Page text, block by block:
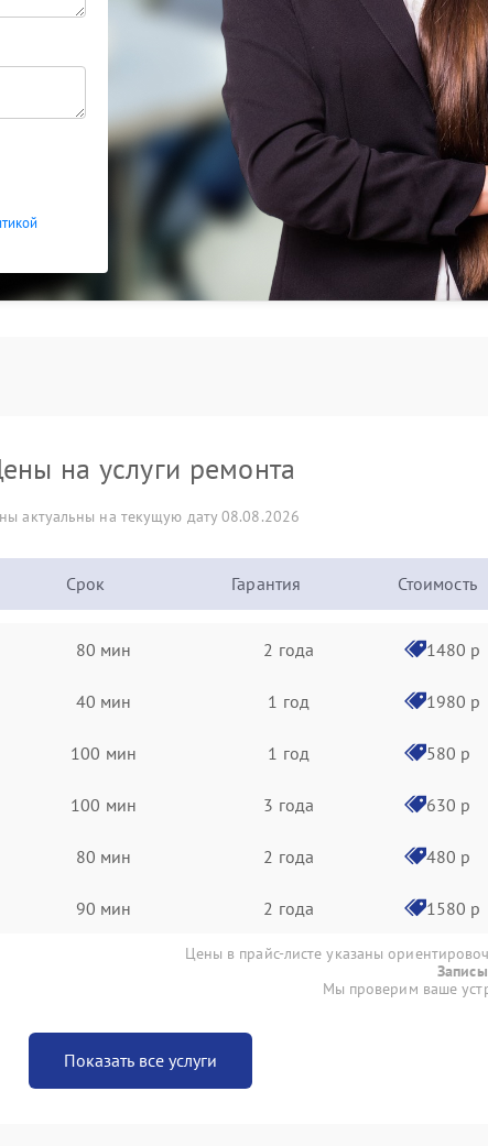
на услуги ремонта
актуальны на текущую дату 08.08.2026
Срок Гарантия Стоимость
80 мин 2 года 1480 р
40 мин 1 год 1980 р
100 мин 1 год 580 р
100 мин 3 года 630 р
80 мин 2 года 480 р
90 мин 2 года 1580 р
Цены в прайс-листе указаны
Мы проверим ваше
Показать все услуги